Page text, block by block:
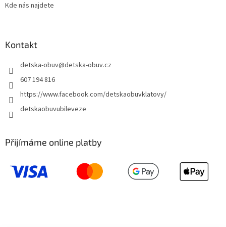
Kde nás najdete
Kontakt
detska-obuv@detska-obuv.cz
607 194 816
https://www.facebook.com/detskaobuvklatovy/
detskaobuvubileveze
Přijímáme online platby